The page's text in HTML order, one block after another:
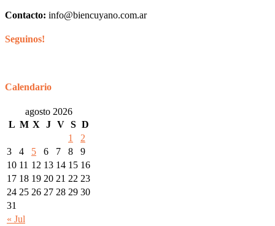
Contacto: info@biencuyano.com.ar
Seguinos!
Calendario
agosto 2026
L M X J V S D
« Jul
1
2
3
4 5 6 7 8
9
10 11 12 13 14 15 16
17 18 19 20 21 22 23
24 25 26 27 28 29 30
31